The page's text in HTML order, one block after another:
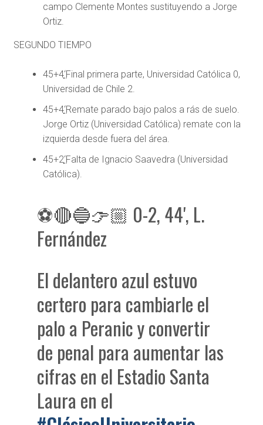
campo Clemente Montes sustituyendo a Jorge
Ortiz.
SEGUNDO TIEMPO
45+4‘Final primera parte, Universidad Católica 0,
Universidad de Chile 2.
45+4‘Remate parado bajo palos a rás de suelo.
Jorge Ortiz (Universidad Católica) remate con la
izquierda desde fuera del área.
45+2‘Falta de Ignacio Saavedra (Universidad
Católica).
⚽🔴🔵👉🏼 0-2, 44', L.
Fernández
El delantero azul estuvo
certero para cambiarle el
palo a Peranic y convertir
de penal para aumentar las
cifras en el Estadio Santa
Laura en el